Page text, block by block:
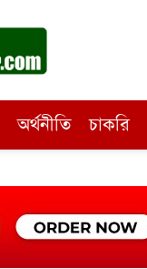
অর্থনীতি চাকরি